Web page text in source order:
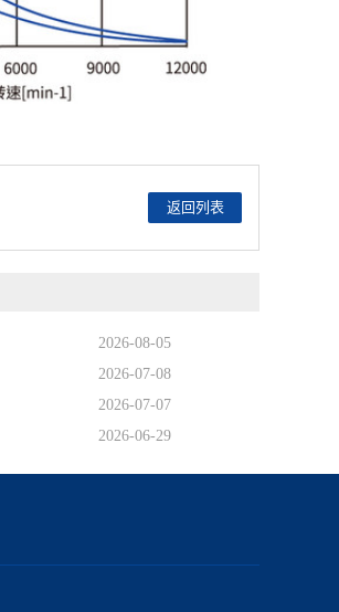
返回列表
2026-08-05
2026-07-08
2026-07-07
2026-06-29